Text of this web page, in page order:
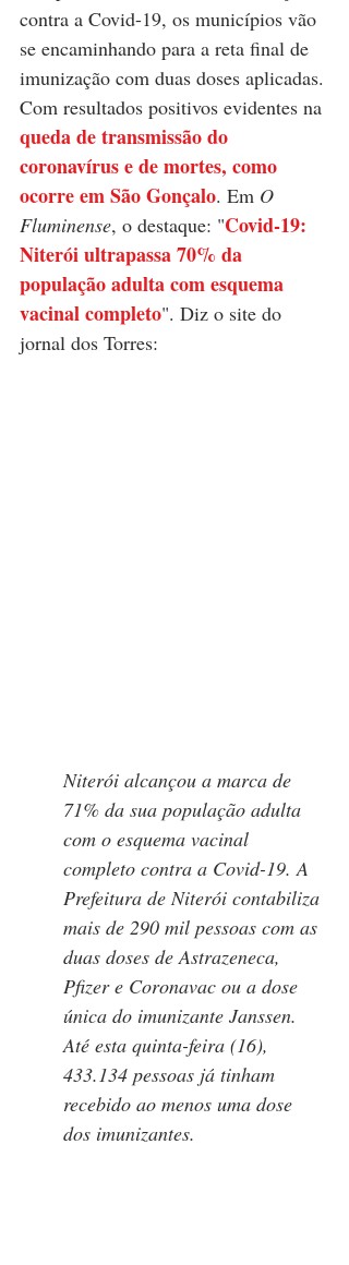
contra a Covid-19, os municípios vão
se encaminhando para a reta final de
imunização com duas doses aplicadas.
Com resultados positivos evidentes na
queda de transmissão do
coronavírus e de mortes, como
ocorre em São Gonçalo. Em O
Fluminense, o destaque: "Covid-19:
Niterói ultrapassa 70% da
população adulta com esquema
vacinal completo". Diz o site do
jornal dos Torres:
Niterói alcançou a marca de
71% da sua população adulta
com o esquema vacinal
completo contra a Covid-19. A
Prefeitura de Niterói contabiliza
mais de 290 mil pessoas com as
duas doses de Astrazeneca,
Pfizer e Coronavac ou a dose
única do imunizante Janssen.
Até esta quinta-feira (16),
433.134 pessoas já tinham
recebido ao menos uma dose
dos imunizantes.